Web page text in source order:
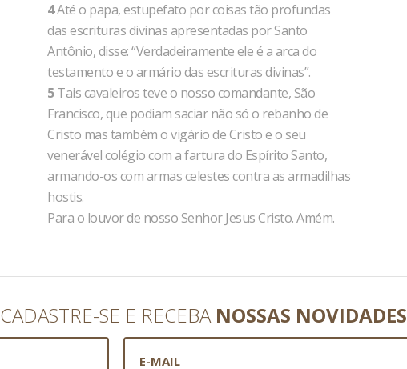
4Até o papa, estupefato por coisas tão profundas
das escrituras divinas apresentadas por Santo
Antônio, disse: “Verdadeiramente ele é a arca do
testamento e o armário das escrituras divinas”.
5Tais cavaleiros teve o nosso comandante, São
Francisco, que podiam saciar não só o rebanho de
Cristo mas também o vigário de Cristo e o seu
venerável colégio com a fartura do Espírito Santo,
armando-os com armas celestes contra as armadilhas
hostis.
Para o louvor de nosso Senhor Jesus Cristo. Amém.
CADASTRE-SE E RECEBA NOSSAS NOVIDADES